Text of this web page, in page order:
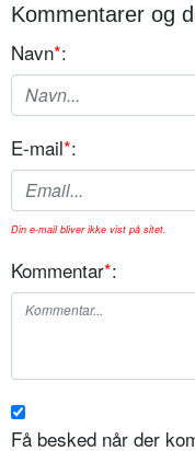
Kommentarer og
Navn*:
E-mail*:
Din e-mail bliver ikke vist på sitet.
Kommentar*:
Få besked når der